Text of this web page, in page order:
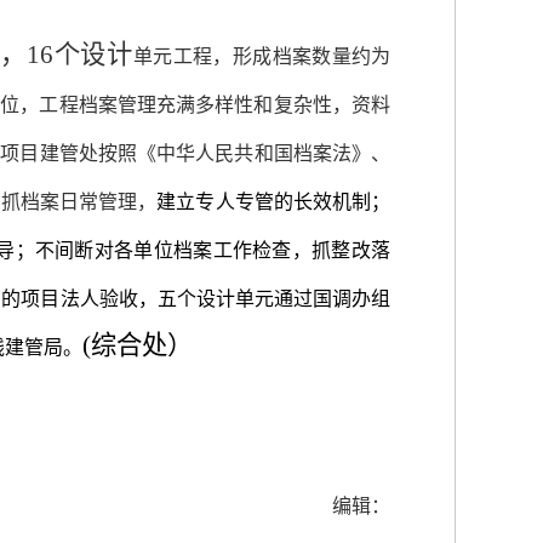
16个设计单元工程，形成档案数量约为
，工程档案管理充满多样性和复杂性，资料
目建管处按照《中华人民共和国档案法》、
档案日常管理， 建立专人专管的长效机制；
；不间断对各单位档案工作检查，抓整改落
项目法人验收，五个设计单元通过国调办组
建管局。 (综合处）
编辑：